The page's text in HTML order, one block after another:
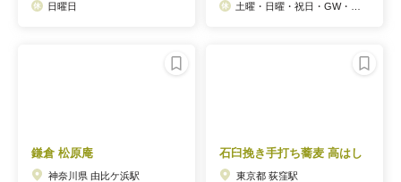
日曜日
鎌倉 松原庵
神奈川県 由比ケ浜駅
石臼挽き手打ち蕎麦 高はし
東京都 荻窪駅